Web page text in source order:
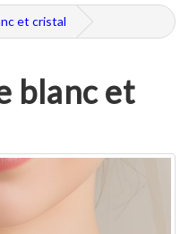
et cristal
blanc et